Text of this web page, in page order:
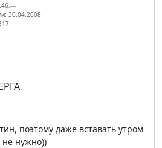
30.04.2008
поэтому даже вставать утром
не нужно))